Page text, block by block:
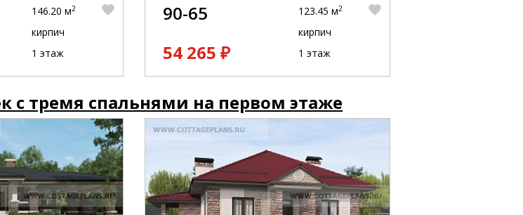
146.20 м2
кирпич
1 этаж
90-65
54 265 ₽
123.45 м2
кирпич
1 этаж
с тремя спальнями на первом этаже